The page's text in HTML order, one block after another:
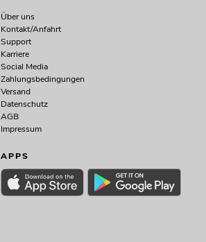
Über uns
Kontakt/Anfahrt
Support
Karriere
Social Media
Zahlungsbedingungen
Versand
Datenschutz
AGB
Impressum
APPS